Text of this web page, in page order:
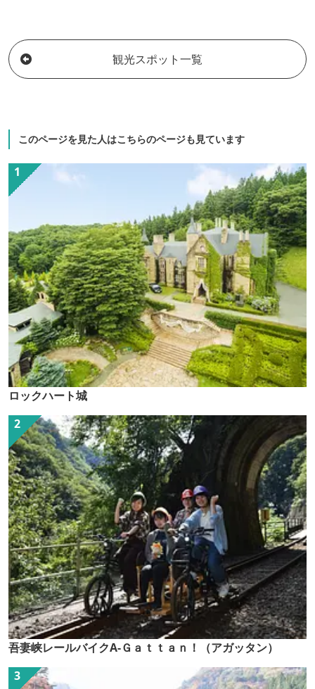
観光スポット一覧
このページを見た人はこちらのページも見ています
ロックハート城
吾妻峡レールバイクA-Ｇａｔｔａｎ！（アガッタン）